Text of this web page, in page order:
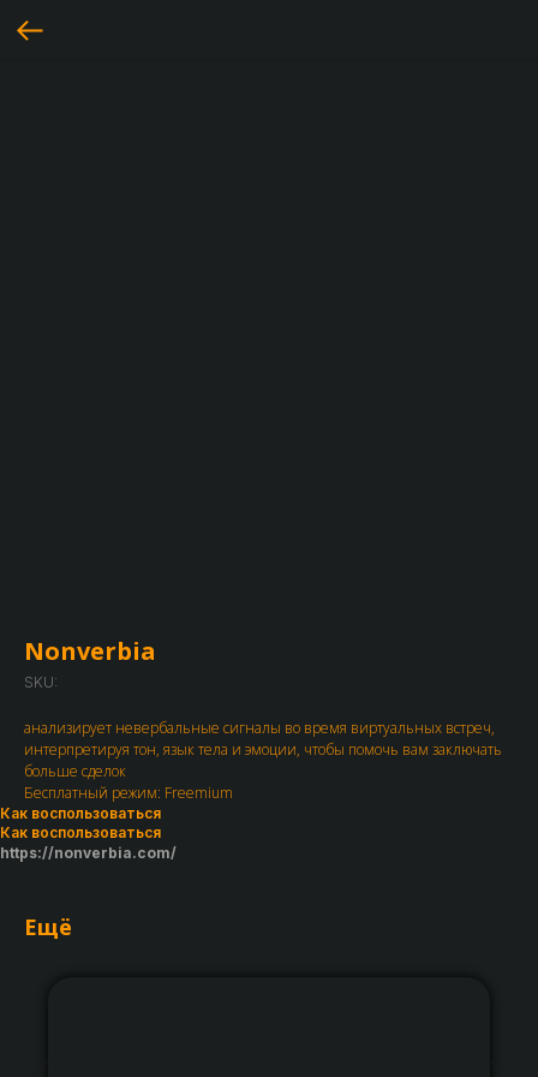
Nonverbia
SKU:
анализирует невербальные сигналы во время виртуальных встреч,
интерпретируя тон, язык тела и эмоции, чтобы помочь вам заключать
больше сделок
Бесплатный режим: Freemium
Как воспользоваться
Как воспользоваться
https://nonverbia.com/
Ещё